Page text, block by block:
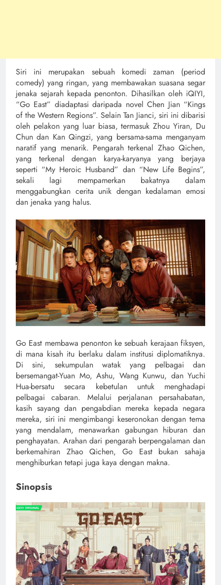
Siri ini merupakan sebuah komedi zaman (period
comedy) yang ringan, yang membawakan suasana segar
jenaka sejarah kepada penonton. Dihasilkan oleh iQIYI,
“Go East” diadaptasi daripada novel Chen Jian “Kings
of the Western Regions”. Selain Tan Jianci, siri ini dibarisi
oleh pelakon yang luar biasa, termasuk Zhou Yiran, Du
Chun dan Kan Qingzi, yang bersama-sama menganyam
naratif yang menarik. Pengarah terkenal Zhao Qichen,
yang terkenal dengan karya-karyanya yang berjaya
seperti “My Heroic Husband” dan “New Life Begins”,
sekali lagi mempamerkan bakatnya dalam
menggabungkan cerita unik dengan kedalaman emosi
dan jenaka yang halus.
Go East membawa penonton ke sebuah kerajaan fiksyen,
di mana kisah itu berlaku dalam institusi diplomatiknya.
Di sini, sekumpulan watak yang pelbagai dan
bersemangat-Yuan Mo, Ashu, Wang Kunwu, dan Yuchi
Hua-bersatu secara kebetulan untuk menghadapi
pelbagai cabaran. Melalui perjalanan persahabatan,
kasih sayang dan pengabdian mereka kepada negara
mereka, siri ini mengimbangi keseronokan dengan tema
yang mendalam, menawarkan gabungan hiburan dan
penghayatan. Arahan dari pengarah berpengalaman dan
berkemahiran Zhao Qichen, Go East bukan sahaja
menghiburkan tetapi juga kaya dengan makna.
Sinopsis